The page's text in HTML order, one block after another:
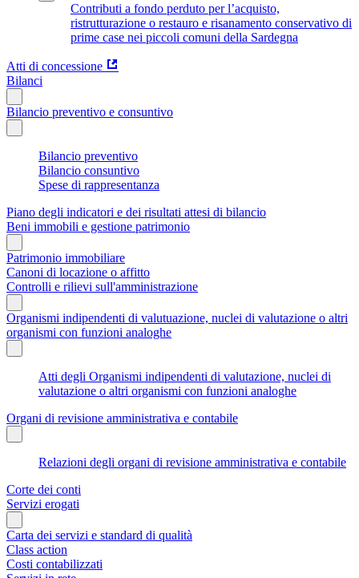
Contributi a fondo perduto per l’acquisto,
ristrutturazione o restauro e risanamento conservativo di
prime case nei piccoli comuni della Sardegna
Atti di concessione
Bilanci
Bilancio preventivo e consuntivo
Bilancio preventivo
Bilancio consuntivo
Spese di rappresentanza
Piano degli indicatori e dei risultati attesi di bilancio
Beni immobili e gestione patrimonio
Patrimonio immobiliare
Canoni di locazione o affitto
Controlli e rilievi sull'amministrazione
Organismi indipendenti di valutuazione, nuclei di valutazione o altri
organismi con funzioni analoghe
Atti degli Organismi indipendenti di valutazione, nuclei di
valutazione o altri organismi con funzioni analoghe
Organi di revisione amministrativa e contabile
Relazioni degli organi di revisione amministrativa e contabile
Corte dei conti
Servizi erogati
Carta dei servizi e standard di qualità
Class action
Costi contabilizzati